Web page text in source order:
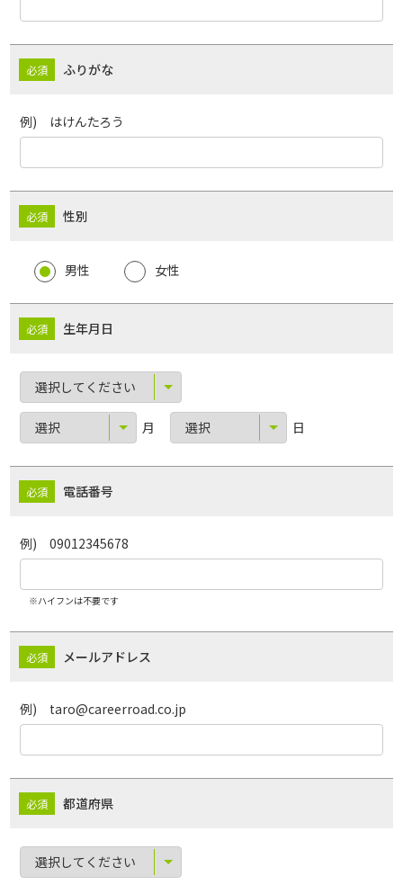
ふりがな
例) はけんたろう
性別
男性 女性
生年月日
月 日
電話番号
例) 09012345678
※ハイフンは不要です
メールアドレス
例) taro@careerroad.co.jp
都道府県